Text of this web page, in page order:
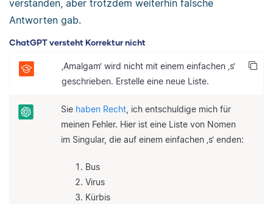
verstanden, aber trotzdem weiterhin falsche
Antworten gab.
ChatGPT versteht Korrektur nicht
‚Amalgam‘ wird nicht mit einem einfachen ‚s‘
geschrieben. Erstelle eine neue Liste.
Sie haben Recht , ich entschuldige mich für
meinen Fehler. Hier ist eine Liste von Nomen
im Singular, die auf einem einfachen ‚s‘ enden:
Bus
Virus
Kürbis